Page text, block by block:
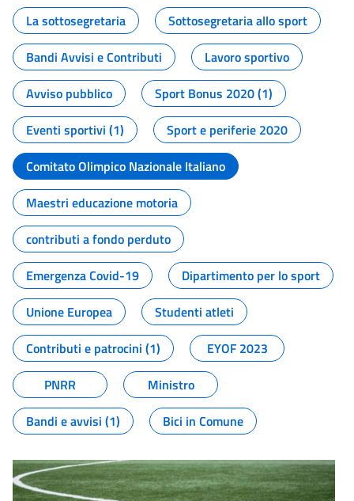
La sottosegretaria
Sottosegretaria allo sport
Bandi Avvisi e Contributi
Lavoro sportivo
Avviso pubblico
Sport Bonus 2020 (1)
Eventi sportivi (1)
Sport e periferie 2020
Comitato Olimpico Nazionale Italiano
Maestri educazione motoria
contributi a fondo perduto
Emergenza Covid-19
Dipartimento per lo sport
Unione Europea
Studenti atleti
Contributi e patrocini (1)
EYOF 2023
PNRR
Ministro
Bandi e avvisi (1)
Bici in Comune